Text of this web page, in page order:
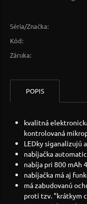
Séria/Značka:
Kód:
Záruka:
POPIS
kvalitná
kontrolovaná
LEDky siganalizujú
nabíjačka
nabíja pri 800 mAh
nabíjačka má aj
má zabudovanú
proti tzv. "krátkym